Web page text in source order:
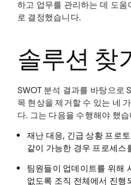
하고 업무를 관리하는 데 도움
로 결정했습니다.
솔루션 찾
SWOT 분석 결과를 바탕으로
목 현상을 제거할 수 있는 네
다. 그는 다음을 수행해야 했
재난 대응, 긴급 상황 프로
같이 가능한 경우 프로세스
팀원들이 업데이트를 위해
없도록 조직 전체에서 진행